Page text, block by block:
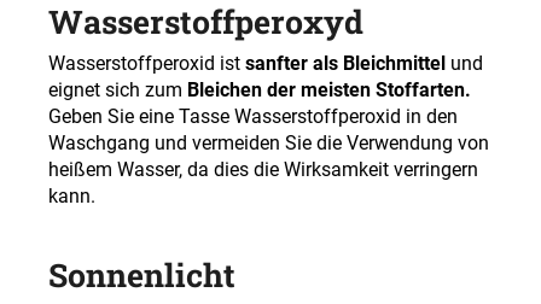
Wasserstoffperoxyd
Wasserstoffperoxid ist sanfter als Bleichmittel und
eignet sich zum Bleichen der meisten Stoffarten.
Geben Sie eine Tasse Wasserstoffperoxid in den
Waschgang und vermeiden Sie die Verwendung von
heißem Wasser, da dies die Wirksamkeit verringern
kann.
Sonnenlicht